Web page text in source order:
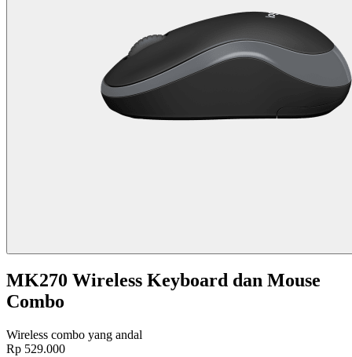
MK270 Wireless Keyboard dan Mouse
Combo
Wireless combo yang andal
Rp 529.000